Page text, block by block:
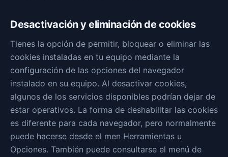
Desactivación y eliminación de cookies
Tienes la opción de permitir, bloquear o eliminar las
cookies instaladas en tu equipo mediante la
configuración de las opciones del navegador
instalado en su equipo. Al desactivar cookies,
algunos de los servicios disponibles podrían dejar de
estar operativos. La forma de deshabilitar las cookies
es diferente para cada navegador, pero normalmente
puede hacerse desde el men Herramientas u
Opciones. También puede consultarse el menú de